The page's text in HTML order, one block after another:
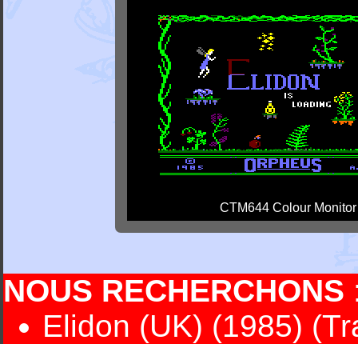
CTM644 Colour Monitor
NOUS RECHERCHONS
Elidon (UK) (1985)